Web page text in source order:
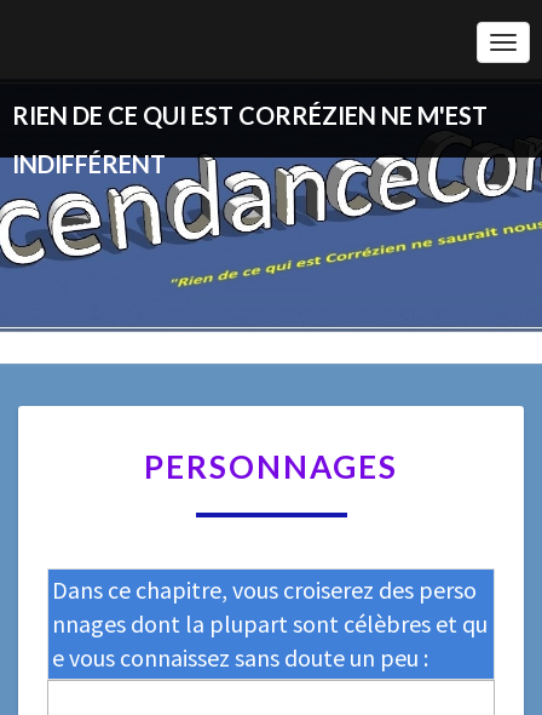
RIEN DE CE QUI EST CORRÉZIEN NE M'EST
INDIFFÉRENT
PERSONNAGES
Dans ce chapitre, vous croiserez des perso
nnages dont la plupart sont célèbres et qu
e vous connaissez sans doute un peu :